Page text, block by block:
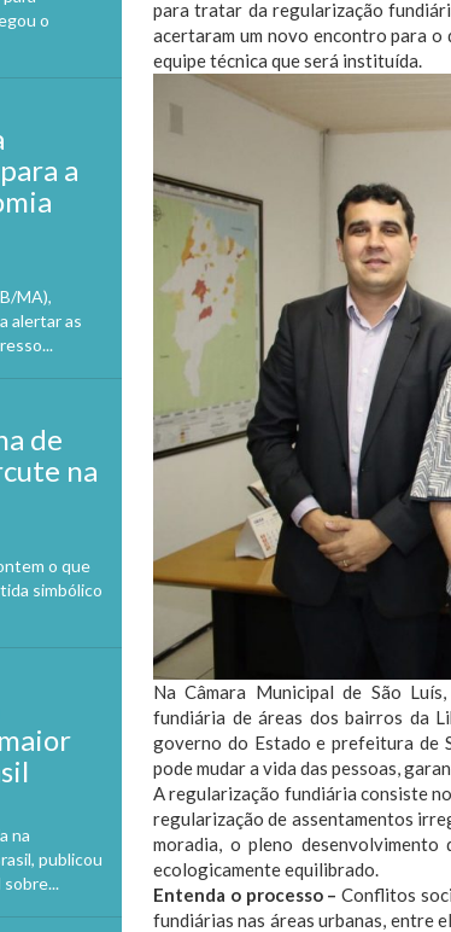
o
a
MA),
alertar as
de
na
o que
simbólico
na
publicou
para tratar da regularização
acertaram um novo encontro para o
equipe técnica que será instituída.
Na Câmara Municipal de São
fundiária de áreas dos bairros da
governo do Estado e prefeitura de
pode mudar a vida das pessoas,
A regularização fundiária consiste
regularização de assentamentos
moradia, o pleno
ecologicamente equilibrado.
Entenda o processo – Conflitos
fundiárias nas áreas urbanas, entre